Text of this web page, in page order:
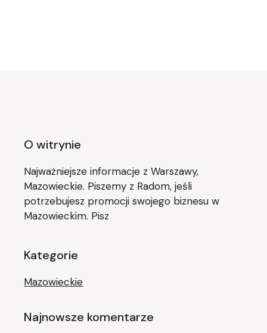
O witrynie
Najważniejsze informacje z Warszawy,
Mazowieckie. Piszemy z Radom, jeśli
potrzebujesz promocji swojego biznesu w
Mazowieckim. Pisz
Kategorie
Mazowieckie
Najnowsze komentarze